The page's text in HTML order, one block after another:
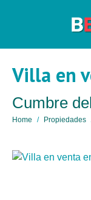
Villa en
Cumbre
Home Propiedades